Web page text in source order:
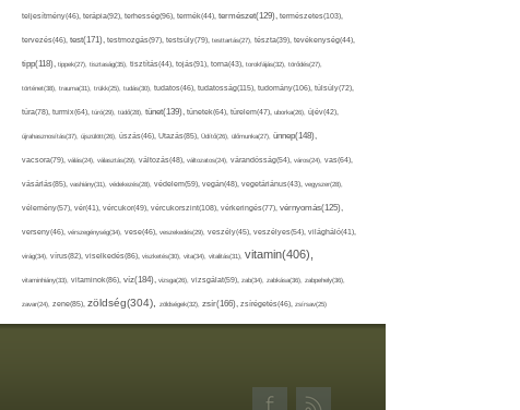
teljesítmény(46), terápia(92), terhesség(96), termék(44), természet(129), természetes(103),
tervezés(46), test(171), testmozgás(97), testsúly(79), testtartás(27), tészta(39), tevékenység(44),
tipp(118), tippek(27), tisztaság(35), tisztítás(44), tojás(91), torna(43), torokfájás(32), törődés(27),
történet(38), trauma(31), trükk(25), tudás(30), tudatos(46), tudatosság(115), tudomány(106), túlsúly(72),
túra(78), turmix(64), túró(29), tüdő(28), tünet(139), tünetek(64), türelem(47), uborka(26), újév(42),
újrahasznosítás(37), újszülött(26), úszás(46), Utazás(85), Üdítő(26), ülőmunka(27), ünnep(148),
vacsora(79), válás(24), választás(29), változás(48), változatos(24), várandósság(54), város(24), vas(64),
vásárlás(85), vashiány(31), védekezés(28), védelem(59), vegán(48), vegetáriánus(43), vegyszer(28),
vélemény(57), vér(41), vércukor(49), vércukorszint(108), vérkeringés(77), vérnyomás(125),
verseny(46), vérszegénység(34), vese(46), veszekedés(29), veszély(45), veszélyes(54), világháló(41),
virág(34), vírus(82), viselkedés(86), viszketés(30), vita(34), vitalitás(31), vitamin(406),
vitaminhiány(33), vitaminok(86), víz(184), vizsga(26), vizsgálat(59), zab(34), zabkása(36), zabpehely(36),
zavar(24), zene(85), zöldség(304), zöldségek(32), zsír(166), zsírégetés(46), zsírsav(25)